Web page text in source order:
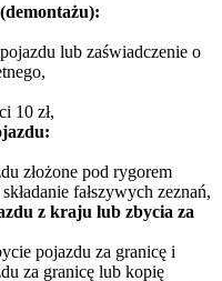
lub zaświadczenie o
10 zł,
złożone pod rygorem
fałszywych zeznań,
z kraju lub zbycia za
pojazdu za granicę i
za granicę lub kopię